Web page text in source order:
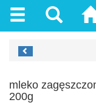
mleko
200g